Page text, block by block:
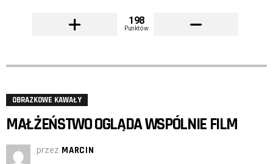
198
Punktów
OBRAZKOWE KAWAŁY
MAŁŻEŃSTWO OGLĄDA WSPÓLNIE FILM
przez MARCIN